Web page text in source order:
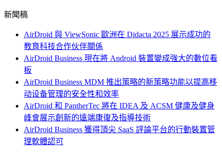
新聞稿
AirDroid 與 ViewSonic 歐洲在 Didacta 2025 展示成功的
教育科技合作伙伴關係
AirDroid Business 現在將 Android 裝置變成強大的數位看
板
AirDroid Business MDM 推出策略的新策略功能以提高移
动设备管理的安全性和效率
AirDroid 和 PantherTec 將在 IDEA 及 ACSM 健康及健身
峰會展示創新的遠端康復及指導技術
AirDroid Business 獲得頂尖 SaaS 評論平台的行動裝置管
理軟體認可